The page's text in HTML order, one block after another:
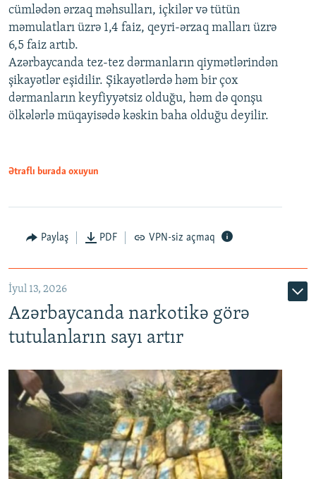
cümlədən ərzaq məhsulları, içkilər və tütün
məmulatları üzrə 1,4 faiz, qeyri-ərzaq malları üzrə
6,5 faiz artıb.
Azərbaycanda tez-tez dərmanların qiymətlərindən
şikayətlər eşidilir. Şikayətlərdə həm bir çox
dərmanların keyfiyyətsiz olduğu, həm də qonşu
ölkələrlə müqayisədə kəskin baha olduğu deyilir.
Ətraflı burada oxuyun
Paylaş PDF VPN-siz açmaq
İyul 13, 2026
Azərbaycanda narkotikə görə
tutulanların sayı artır